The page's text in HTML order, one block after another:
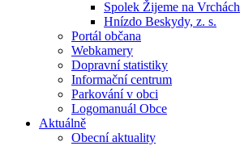
Spolek Žijeme na Vrchách
Hnízdo Beskydy, z. s.
Portál občana
Webkamery
Dopravní statistiky
Informační centrum
Parkování v obci
Logomanuál Obce
Aktuálně
Obecní aktuality